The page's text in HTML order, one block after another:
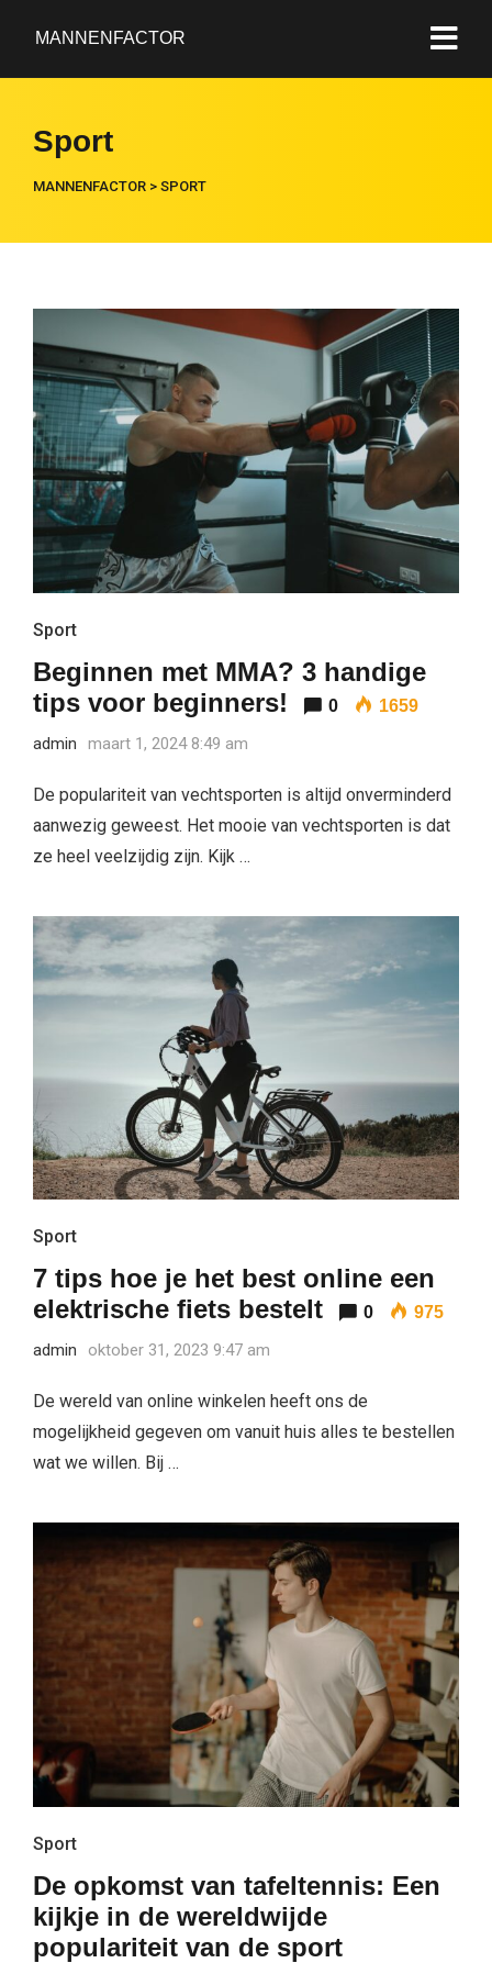
MANNENFACTOR
Sport
MANNENFACTOR > SPORT
Sport
Beginnen met MMA? 3 handige
tips voor beginners!
0 1659
admin maart 1, 2024 8:49 am
De populariteit van vechtsporten is altijd onverminderd
aanwezig geweest. Het mooie van vechtsporten is dat
ze heel veelzijdig zijn. Kijk …
Sport
7 tips hoe je het best online een
elektrische fiets bestelt
0 975
admin oktober 31, 2023 9:47 am
De wereld van online winkelen heeft ons de
mogelijkheid gegeven om vanuit huis alles te bestellen
wat we willen. Bij …
Sport
De opkomst van tafeltennis: Een
kijkje in de wereldwijde
populariteit van de sport